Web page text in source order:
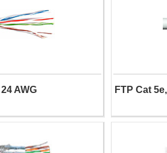
AWG FTP Cat